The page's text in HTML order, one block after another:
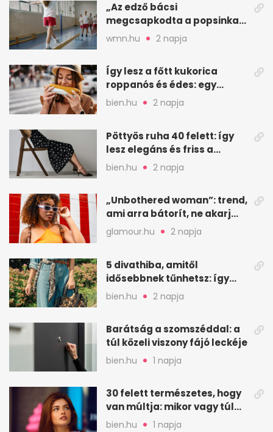
„Az edző bácsi
megcsapkodta a popsinkat”
– Klára nyári táboros
wmn.hu 2 napja
Így lesz a főtt kukorica
roppanós és édes: egy
zöldséges trükkje
bien.hu 2 napja
Pöttyös ruha 40 felett: így
lesz elegáns és friss a
kedvenc minta
bien.hu 2 napja
„Unbothered woman”: trend,
ami arra bátorít, ne akarj
mindenkinek megfelelni
glamour.hu 2 napja
5 divathiba, amitől
idősebbnek tűnhetsz: így
frissíts a megjelenéseden
bien.hu 2 napja
Barátság a szomszéddal: a
túl közeli viszony fájó leckéje
bien.hu 1 napja
30 felett természetes, hogy
van múltja: mikor vagy túl
válogatós?
bien.hu 1 napja